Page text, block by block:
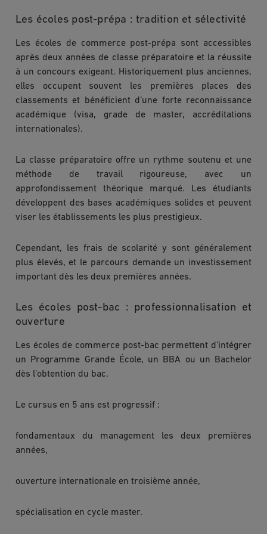
Les écoles post-prépa : tradition et sélectivité
Les écoles de commerce post-prépa sont accessibles
après deux années de classe préparatoire et la réussite
à un concours exigeant. Historiquement plus anciennes,
elles occupent souvent les premières places des
classements et bénéficient d’une forte reconnaissance
académique (visa, grade de master, accréditations
internationales).
La classe préparatoire offre un rythme soutenu et une
méthode de travail rigoureuse, avec un
approfondissement théorique marqué. Les étudiants
développent des bases académiques solides et peuvent
viser les établissements les plus prestigieux.
Cependant, les frais de scolarité y sont généralement
plus élevés, et le parcours demande un investissement
important dès les deux premières années.
Les écoles post-bac : professionnalisation et
ouverture
Les écoles de commerce post-bac permettent d’intégrer
un Programme Grande École, un BBA ou un Bachelor
dès l’obtention du bac.
Le cursus en 5 ans est progressif :
fondamentaux du management les deux premières
années,
ouverture internationale en troisième année,
spécialisation en cycle master.